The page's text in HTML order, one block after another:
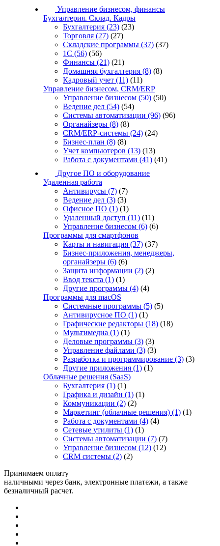
Управление бизнесом, финансы
Бухгалтерия. Склад. Кадры
Бухгалтерия (23) (23)
Торговля (27) (27)
Складские программы (37) (37)
1С (56) (56)
Финансы (21) (21)
Домашняя бухгалтерия (8) (8)
Кадровый учет (11) (11)
Управление бизнесом, CRM/ERP
Управление бизнесом (50) (50)
Ведение дел (54) (54)
Системы автоматизации (96) (96)
Органайзеры (8) (8)
CRM/ERP-системы (24) (24)
Бизнес-план (8) (8)
Учет компьютеров (13) (13)
Работа с документами (41) (41)
Другое ПО и оборудование
Удаленная работа
Антивирусы (7) (7)
Ведение дел (3) (3)
Офисное ПО (1) (1)
Удаленный доступ (11) (11)
Управление бизнесом (6) (6)
Программы для смартфонов
Карты и навигация (37) (37)
Бизнес-приложения, менеджеры,
органайзеры (6) (6)
Защита информации (2) (2)
Ввод текста (1) (1)
Другие программы (4) (4)
Программы для macOS
Системные программы (5) (5)
Антивирусное ПО (1) (1)
Графические редакторы (18) (18)
Мультимедиа (1) (1)
Деловые программы (3) (3)
Управление файлами (3) (3)
Разработка и программирование (3) (3)
Другие приложения (1) (1)
Облачные решения (SaaS)
Бухгалтерия (1) (1)
Графика и дизайн (1) (1)
Коммуникации (2) (2)
Маркетинг (облачные решения) (1) (1)
Работа с документами (4) (4)
Сетевые утилиты (1) (1)
Системы автоматизации (7) (7)
Управление бизнесом (12) (12)
CRM системы (2) (2)
Принимаем оплату
наличными через банк, электронные платежи, а также
безналичный расчет.